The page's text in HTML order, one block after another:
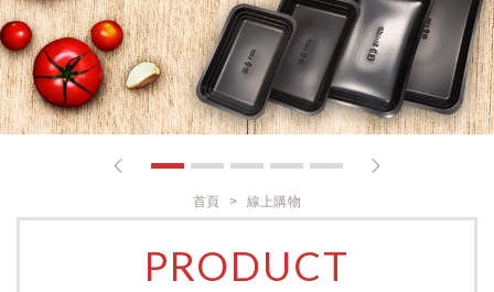
1 2 3 4 5
首頁 線上購物
PRODUCT